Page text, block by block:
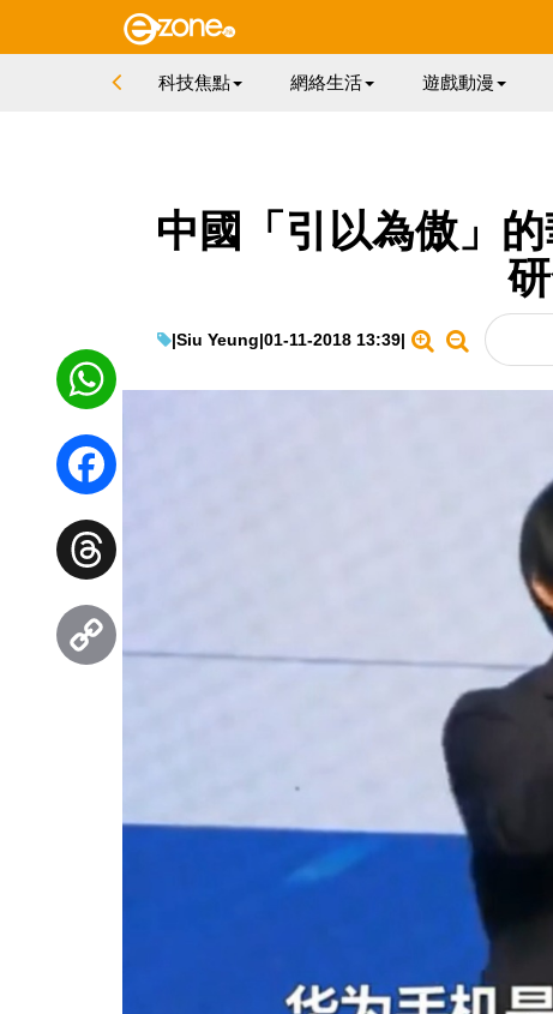
科技焦點 網絡生活 遊戲動漫
中國「引以為傲」
|Siu Yeung|01-11-2018 13:39|
WhatsApp
Facebook
Threads